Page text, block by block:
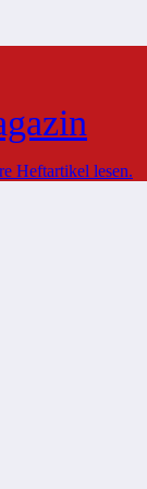
Heftartikel lesen.